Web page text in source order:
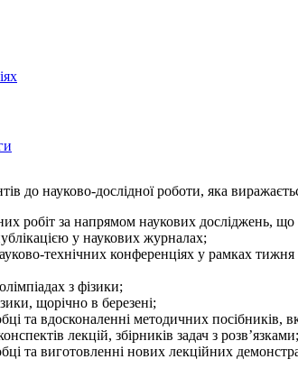
до науково-дослідної роботи, яка
робіт за напрямом наукових досліджень, що
у наукових журналах;
технічних конференціях у рамках тижня
з фізики;
щорічно в березені;
та вдосконаленні методичних посібників,
лекцій, збірників задач з розв’язками;
та виготовленні нових лекційних